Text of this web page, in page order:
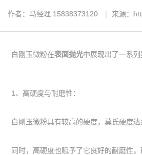
作者：马经理 15838373120 来源：
白刚玉微粉在表面抛光中展现出了一系列
1、高硬度与耐磨性：
白刚玉微粉具有较高的硬度，莫氏硬度达
同时，高硬度也赋予了它良好的耐磨性，